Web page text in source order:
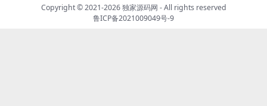
Copyright © 2021-2026独家源码网 - All rights reserved
鲁ICP备2021009049号-9